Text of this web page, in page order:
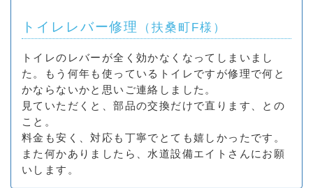
トイレレバー修理 （扶桑町F様）
トイレのレバーが全く効かなくなってしまいまし
た。もう何年も使っているトイレですが修理で何と
かならないかと思いご連絡しました。
見ていただくと、部品の交換だけで直ります、との
こと。
料金も安く、対応も丁寧でとても嬉しかったです。
また何かありましたら、水道設備エイトさんにお願
いします。